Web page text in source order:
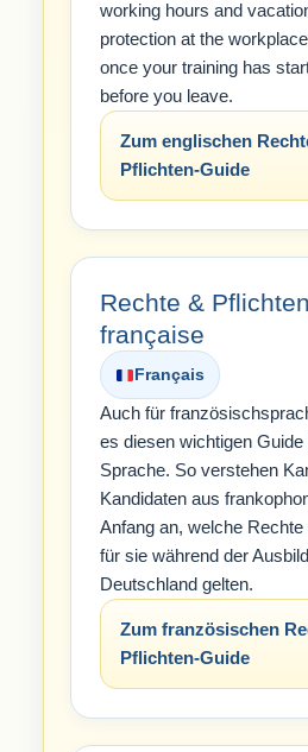
working hours and
protection at the
once your training has
before you leave.
Zum englischen
Pflichten-Guide
Rechte &
française
Français
Auch für
es diesen wichtigen Guide
Sprache. So verstehen
Kandidaten aus
Anfang an, welche
für sie während der
Deutschland gelten.
Zum französischen
Pflichten-Guide